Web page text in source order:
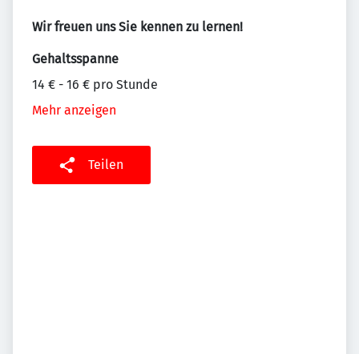
Wir freuen uns Sie kennen zu lernen!
Gehaltsspanne
14 € - 16 € pro Stunde
Mehr anzeigen
Teilen